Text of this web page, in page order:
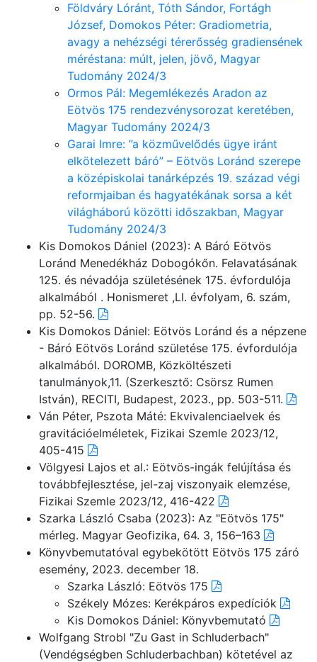
Földváry Lóránt, Tóth Sándor, Fortágh
József, Domokos Péter: Gradiometria,
avagy a nehézségi térerősség gradiensének
méréstana: múlt, jelen, jövő, Magyar
Tudomány 2024/3
Ormos Pál: Megemlékezés Aradon az
Eötvös 175 rendezvénysorozat keretében,
Magyar Tudomány 2024/3
Garai Imre: ”a közművelődés ügye iránt
elkötelezett báró” – Eötvös Loránd szerepe
a középiskolai tanárképzés 19. század végi
reformjaiban és hagyatékának sorsa a két
világháború közötti időszakban, Magyar
Tudomány 2024/3
Kis Domokos Dániel (2023): A Báró Eötvös
Loránd Menedékház Dobogókőn. Felavatásának
125. és névadója születésének 175. évfordulója
alkalmából . Honismeret ,LI. évfolyam, 6. szám,
pp. 52-56.
Kis Domokos Dániel: Eötvös Loránd és a népzene
- Báró Eötvös Loránd születése 175. évfordulója
alkalmából. DOROMB, Közköltészeti
tanulmányok,11. (Szerkesztő: Csörsz Rumen
István), RECITI, Budapest, 2023., pp. 503-511.
Ván Péter, Pszota Máté: Ekvivalenciaelvek és
gravitációelméletek, Fizikai Szemle 2023/12,
405-415
Völgyesi Lajos et al.: Eötvös-ingák felújítása és
továbbfejlesztése, jel-zaj viszonyaik elemzése,
Fizikai Szemle 2023/12, 416-422
Szarka László Csaba (2023): Az "Eötvös 175"
mérleg. Magyar Geofizika, 64. 3, 156–163
Könyvbemutatóval egybekötött Eötvös 175 záró
esemény, 2023. december 18.
Szarka László: Eötvös 175
Székely Mózes: Kerékpáros expedíciók
Kis Domokos Dániel: Könyvbemutató
Wolfgang Strobl "Zu Gast in Schluderbach"
(Vendégségben Schluderbachban) kötetével az